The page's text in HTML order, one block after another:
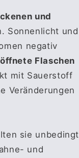
und
Sonnenlicht und
negativ
Flaschen
mit Sauerstoff
Veränderungen
sie unbedingt
und